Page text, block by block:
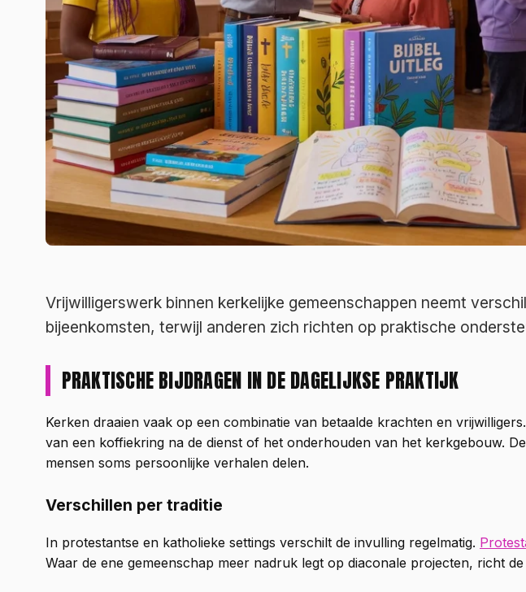
Vrijwilligerswerk binnen kerkelijke gemeenschappen neemt
bijeenkomsten, terwijl anderen zich richten op praktische
PRAKTISCHE BIJDRAGEN IN DE DAGELIJKSE PRAKTIJK
Kerken draaien vaak op een combinatie van betaalde krachten en
van een koffiekring na de dienst of het onderhouden van het kerkgebouw.
mensen soms persoonlijke verhalen delen.
Verschillen per traditie
In protestantse en katholieke settings verschilt de invulling regelmatig.
Waar de ene gemeenschap meer nadruk legt op diaconale projecten, richt